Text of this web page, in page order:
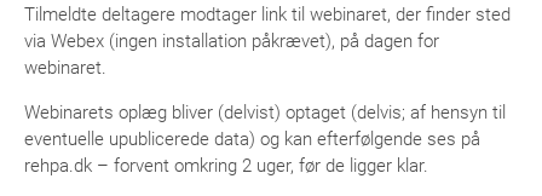
Tilmeldte deltagere modtager link til webinaret, der finder sted
via Webex (ingen installation påkrævet), på dagen for
webinaret.
Webinarets oplæg bliver (delvist) optaget (delvis; af hensyn til
eventuelle upublicerede data) og kan efterfølgende ses på
rehpa.dk – forvent omkring 2 uger, før de ligger klar.